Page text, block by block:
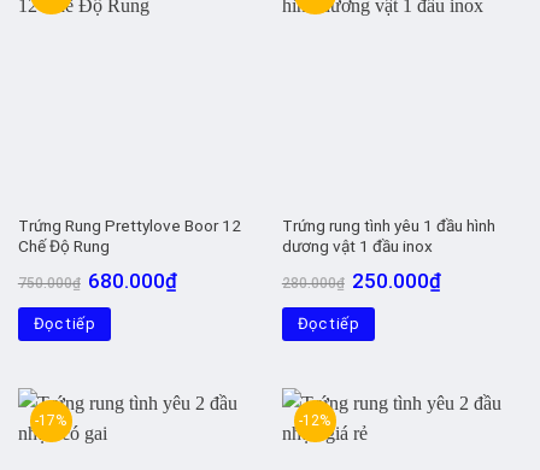
Trứng Rung Prettylove Boor 12
Chế Độ Rung
750.000₫ Giá
gốc
là:
750.000₫.
680.000₫Giá
Đọc tiếp
Trứng rung tình yêu 1 đầu hình
dương vật 1 đầu inox
280.000₫ Giá
gốc
là:
280.000₫.
250.000₫Giá
Đọc tiếp
-17% -12%